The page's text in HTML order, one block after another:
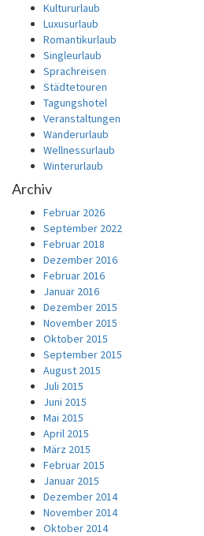
Kultururlaub
Luxusurlaub
Romantikurlaub
Singleurlaub
Sprachreisen
Städtetouren
Tagungshotel
Veranstaltungen
Wanderurlaub
Wellnessurlaub
Winterurlaub
Archiv
Februar 2026
September 2022
Februar 2018
Dezember 2016
Februar 2016
Januar 2016
Dezember 2015
November 2015
Oktober 2015
September 2015
August 2015
Juli 2015
Juni 2015
Mai 2015
April 2015
März 2015
Februar 2015
Januar 2015
Dezember 2014
November 2014
Oktober 2014